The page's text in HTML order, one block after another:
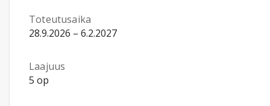
Toteutusaika
28.9.2026 – 6.2.2027
Laajuus
5 op